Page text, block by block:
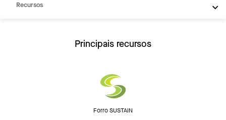
Recursos
Principais recursos
Forro SUSTAIN